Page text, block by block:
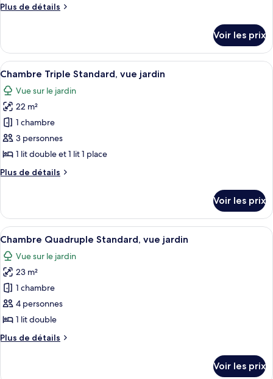
chambre :
Standard,
vue
jardin
Plus de détails
Plus
le
type
de
chambre
Chambre
Double
Standard,
vue
jardin
Voir les prix
Afficher
toutes
les
photos
pour
ce
type
chambre :
Standard,
vue
jardin
Une chambre d’hôtel comprenant
4
Chambre Triple Standard, vue jardin
Vue sur le jardin
22 m²
1 chambre
3 personnes
1 lit double et 1 lit 1 place
Plus de détails
Plus
le
type
de
chambre
Chambre
Triple
Standard,
vue
jardin
Voir les prix
Afficher
toutes
les
photos
pour
ce
type
chambre :
Une chambre d’hôtel avec un
4
Chambre Quadruple Standard, vue jardin
Vue sur le jardin
23 m²
1 chambre
4 personnes
1 lit double
Plus de détails
Plus
Voir les prix